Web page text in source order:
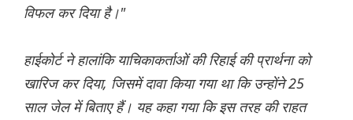
विफल कर दिया है।"
हाईकोर्ट ने हालांकि याचिकाकर्ताओं की रिहाई की प्रार्थना को
खारिज कर दिया, जिसमें दावा किया गया था कि उन्होंने 25
साल जेल में बिताए हैं। यह कहा गया कि इस तरह की राहत